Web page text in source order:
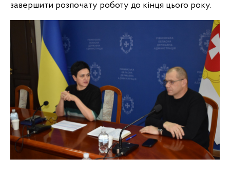
завершити розпочату роботу до кінця цього року.